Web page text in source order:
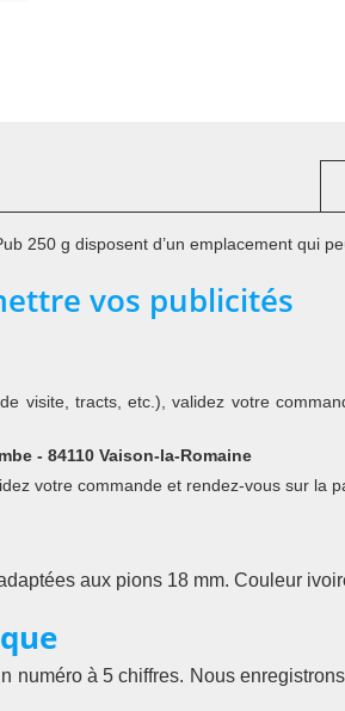
250 g disposent d’un emplacement qui
vos publicités
visite, tracts, etc.), validez votre
- 84110 Vaison-la-Romaine
votre commande et rendez-vous sur la
aux pions 18 mm. Couleur
numéro à 5 chiffres. Nous